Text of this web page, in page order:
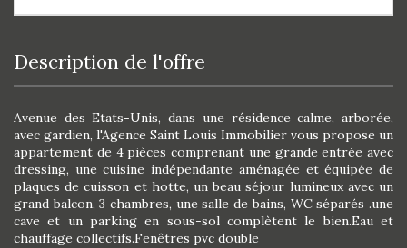
description de l'offre
Avenue des Etats-Unis, dans une résidence calme, arborée,
avec gardien, l'Agence Saint Louis Immobilier vous propose un
appartement de 4 pièces comprenant une grande entrée avec
dressing, une cuisine indépendante aménagée et équipée de
plaques de cuisson et hotte, un beau séjour lumineux avec un
grand balcon, 3 chambres, une salle de bains, WC séparés .une
cave et un parking en sous-sol complètent le bien.Eau et
chauffage collectifs.Fenêtres pvc double